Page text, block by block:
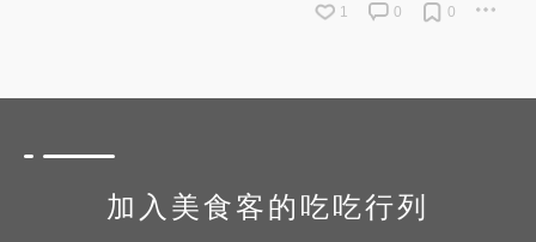
1 0 0
加入美食客的吃吃行列